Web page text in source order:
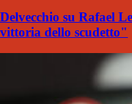
Delvecchio su Rafael
vittoria dello scudetto"